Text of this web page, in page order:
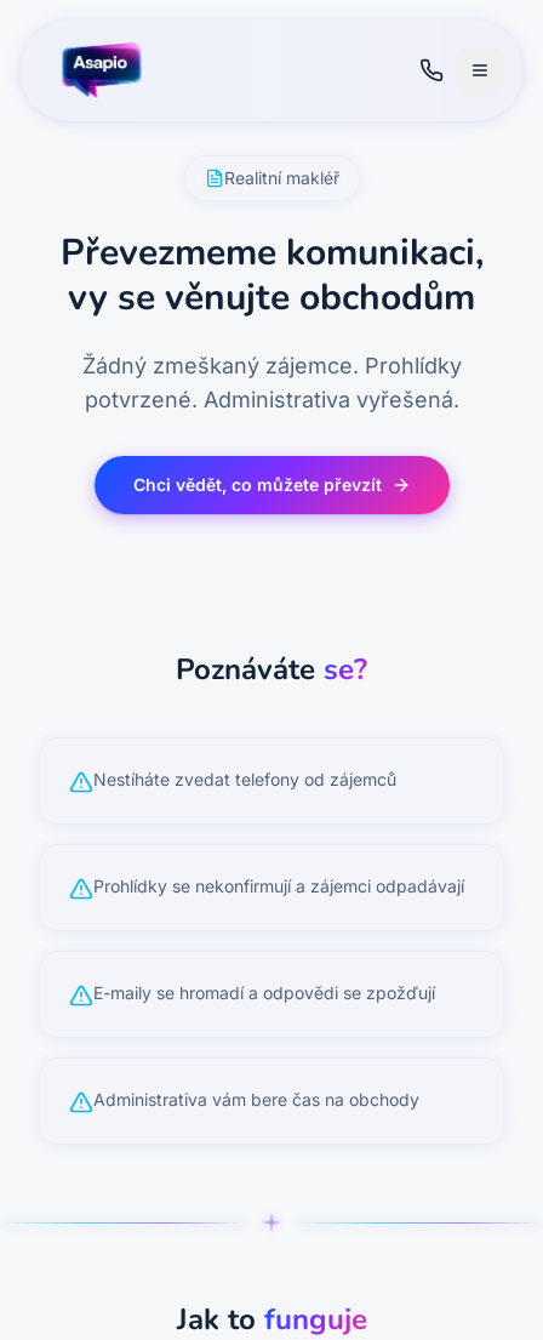
Realitní makléř
Převezmeme komunikaci,
vy se věnujte obchodům
Žádný zmeškaný zájemce. Prohlídky
potvrzené. Administrativa vyřešená.
Chci vědět, co můžete převzít
Poznáváte se?
Nestíháte zvedat telefony od zájemců
Prohlídky se nekonfirmují a zájemci odpadávají
E-maily se hromadí a odpovědi se zpožďují
Administrativa vám bere čas na obchody
Jak to funguje